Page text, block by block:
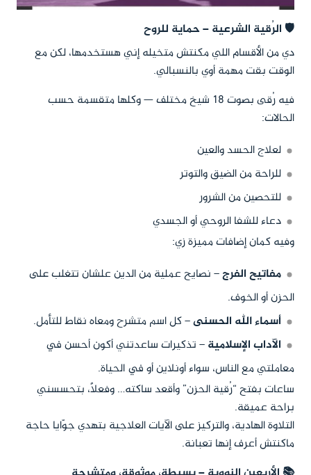
🛡️ الرُقية الشرعية – حماية للروح
دي من الأقسام اللي مكنتش متخيله إني هستخدمها، لكن مع
الوقت بقت مهمة أوي بالنسبالي.
فيه رُقى بصوت 18 شيخ مختلف — وكلها متقسمة حسب
الحالات:
لعلاج الحسد والعين
للراحة من الضيق والتوتر
للتحصين من الشرور
دعاء للشفا الروحي أو الجسدي
وفيه كمان إضافات مميزة زي:
مفاتيح الفرج– نصايح عملية من الدين علشان تتغلب على
الحزن أو الخوف.
أسماء الله الحسنى– كل اسم متشرح ومعاه نقاط للتأمل.
الآداب الإسلامية– تذكيرات ساعدتني أكون أحسن في
معاملتي مع الناس، سواء أونلاين أو في الحياة.
ساعات بفتح “رُقية الحزن” وأقعد ساكته… وفعلاً، بتحسسني
براحة عميقة.
التلاوة الهادية، والتركيز على الآيات العلاجية بتهدي جوّايا حاجة
ماكنتش أعرف إنها تعبانة.